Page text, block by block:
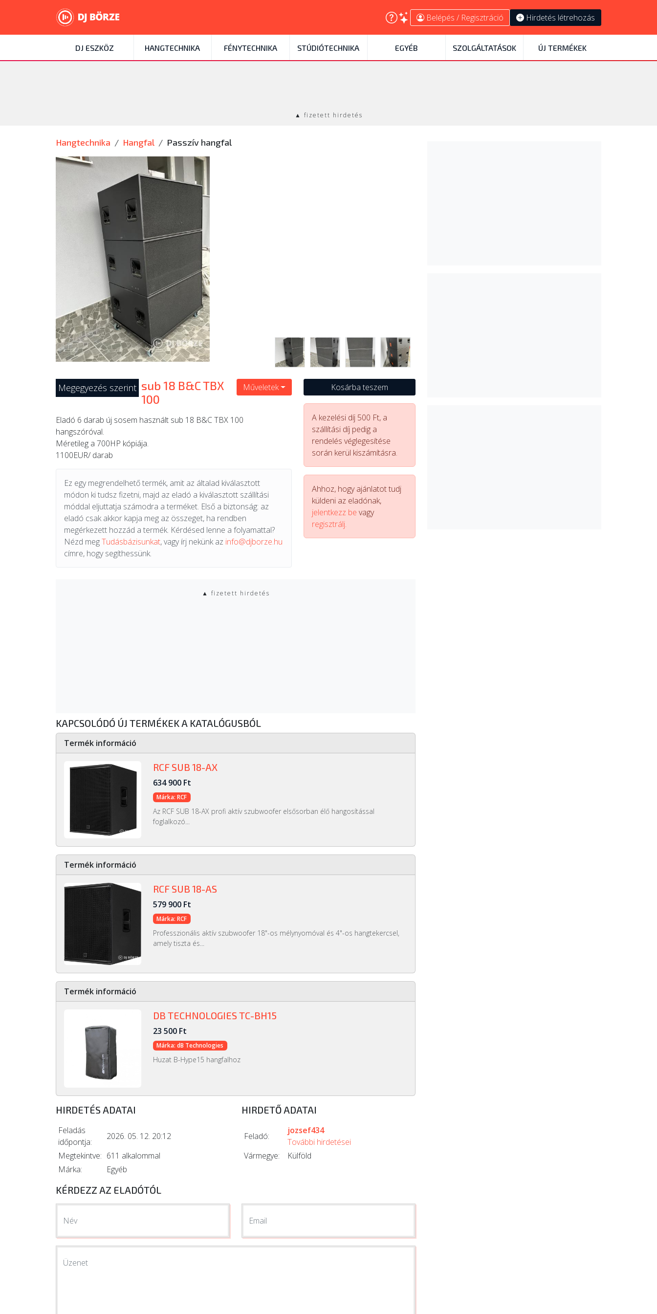
Belépés / Regisztráció Hirdetés létrehozás
DJ ESZKÖZ HANGTECHNIKA FÉNYTECHNIKA STÚDIÓTECHNIKA EGYÉB SZOLGÁLTATÁSOK ÚJ TERMÉKEK
▲ fizetett hirdetés
Hangtechnika Hangfal Passzív hangfal
Megegyezés szerint sub 18 B&C TBX
100
Műveletek
Eladó 6 darab új sosem használt sub 18 B&C TBX 100
hangszóróval.
Méretileg a 700HP kópiája.
1100EUR/ darab
Ez egy megrendelhető termék, amit az általad kiválasztott
módon ki tudsz fizetni, majd az eladó a kiválasztott szállítási
móddal eljuttatja számodra a terméket. Első a biztonság: az
eladó csak akkor kapja meg az összeget, ha rendben
megérkezett hozzád a termék. Kérdésed lenne a folyamattal?
Nézd megTudásbázisunkat, vagy írj nekünk az info@djborze.hu
címre, hogy segíthessünk.
Kosárba teszem
A kezelési díj 500 Ft, a
szállítási díj pedig a
rendelés véglegesítése
során kerül kiszámításra.
Ahhoz, hogy ajánlatot tudj
küldeni az eladónak,
jelentkezz be vagy
regisztrálj.
▲ fizetett hirdetés
KAPCSOLÓDÓ ÚJ TERMÉKEK A KATALÓGUSBÓL
Termék információ
RCF SUB 18-AX
634 900 Ft
Márka: RCF
Az RCF SUB 18-AX profi aktív szubwoofer elsősorban élő hangosítással
foglalkozó...
Termék információ
RCF SUB 18-AS
579 900 Ft
Márka: RCF
Professzionális aktív szubwoofer 18"-os mélynyomóval és 4"-os hangtekercsel,
amely tiszta és...
Termék információ
DB TECHNOLOGIES TC-BH15
23 500 Ft
Márka: dB Technologies
Huzat B-Hype15 hangfalhoz
HIRDETÉS ADATAI
Feladás
időpontja:
2026. 05. 12. 20:12
Megtekintve: 611 alkalommal
Márka:
Egyéb
HIRDETŐ ADATAI
Feladó:
jozsef434
További hirdetései
Vármegye:
Külföld
KÉRDEZZ AZ ELADÓTÓL
Név Email
Üzenet